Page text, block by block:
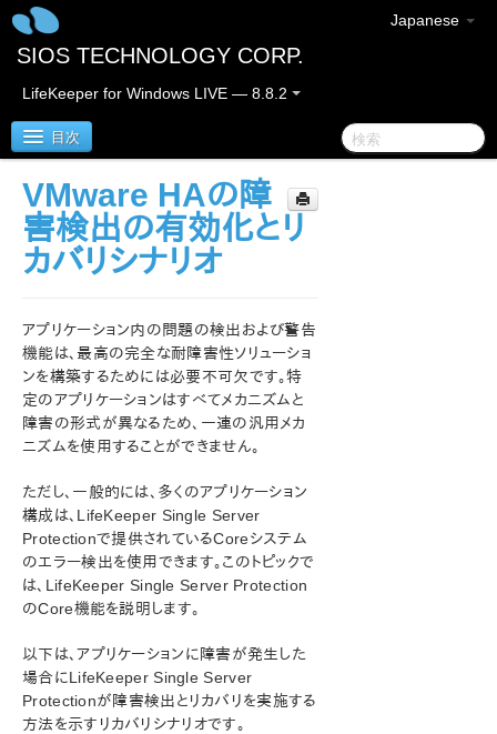
Japanese
SIOS TECHNOLOGY CORP.
LifeKeeper for Windows LIVE — 8.8.2
目次
SIOS Protection Suite/LifeKeeper for Windows
SIOS Protection Suite/LifeKeeper for Windows リ
SIOS Protection Suite/LifeKeeper for Windows ク
イックスタートガイド
AWS Direct Connect クイックスタートガイド
AWS VPC ピア接続クイックスタートガイド
Microsoft Azure 動作検証ガイド
SIOS Protection Suite/LifeKeeper インストレーション
ガイド
クニカルドキュメンテーション
アプリケーションリカバリーキット
VMware HAの障
害検出の有効化とリ
カバリシナリオ
アプリケーション内の問題の検出および警告
機能は、最高の完全な耐障害性ソリューショ
ンを構築するためには必要不可欠です。特
定のアプリケーションはすべてメカニズムと
障害の形式が異なるため、一連の汎用メカ
ニズムを使用することができません。
ただし、一般的には、多くのアプリケーション
構成は、LifeKeeper Single Server
Protectionで提供されているCoreシステム
のエラー検出を使用できます。このトピックで
は、LifeKeeper Single Server Protection
のCore機能を説明します。
以下は、アプリケーションに障害が発生した
場合にLifeKeeper Single Server
Protectionが障害検出とリカバリを実施する
方法を示すリカバリシナリオです。